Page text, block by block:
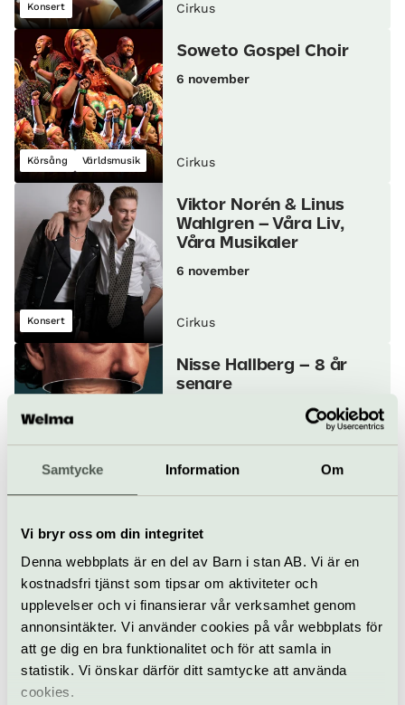
Samtycke Information Om
Vi bryr oss om din integritet
Denna webbplats är en del av Barn i stan AB. Vi är en
kostnadsfri tjänst som tipsar om aktiviteter och
upplevelser och vi finansierar vår verksamhet genom
annonsintäkter. Vi använder cookies på vår webbplats för
att ge dig en bra funktionalitet och för att samla in
statistik. Vi önskar därför ditt samtycke att använda
cookies.
Konsert Cirkus
Körsång Världsmusik
Soweto Gospel Choir
6 november
Cirkus
Konsert
Viktor Norén & Linus
Wahlgren – Våra Liv,
Våra Musikaler
6 november
Cirkus
Humor Stand up
Nisse Hallberg – 8 år
senare
Cirkus
Föredrag
Thrive Tour Live
8 november
Cirkus
MOONICA MAC